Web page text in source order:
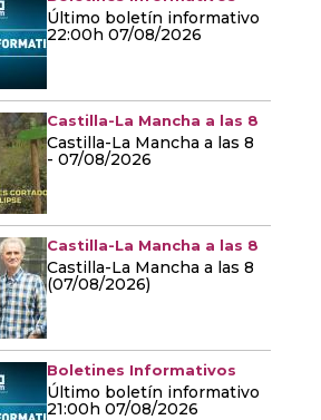
Último boletín informativo
22:00h 07/08/2026
Castilla-La Mancha a las 8
Castilla-La Mancha a las 8
- 07/08/2026
Castilla-La Mancha a las 8
Castilla-La Mancha a las 8
(07/08/2026)
Boletines Informativos
Último boletín informativo
21:00h 07/08/2026